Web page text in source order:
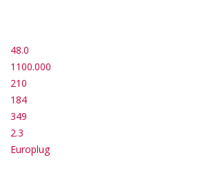
48.0
1100.000
210
184
349
2.3
Europlug